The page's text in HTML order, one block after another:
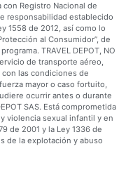
con Registro Nacional de
responsabilidad establecido
1558 de 2012, así como lo
al Consumidor”, de
TRAVEL DEPOT, NO
de transporte aéreo,
las condiciones de
mayor o caso fortuito,
ocurrir antes o durante
SAS. Está comprometida
violencia sexual infantil y en
de 2001 y la Ley 1336 de
de la explotación y abuso